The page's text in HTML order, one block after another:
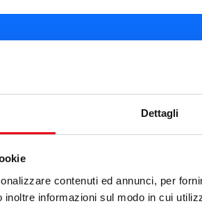
Dettagli
contenuti ed annunci, per
inoltre informazioni sul modo in cui
Cartellone 25/
Cartellone 23/
Il calendario
Laboratori
Spazi e